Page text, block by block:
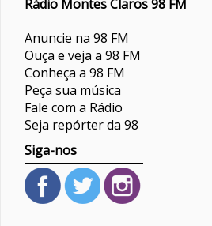
Rádio Montes Claros 98 FM
Anuncie na 98 FM
Ouça e veja a 98 FM
Conheça a 98 FM
Peça sua música
Fale com a Rádio
Seja repórter da 98
Siga-nos